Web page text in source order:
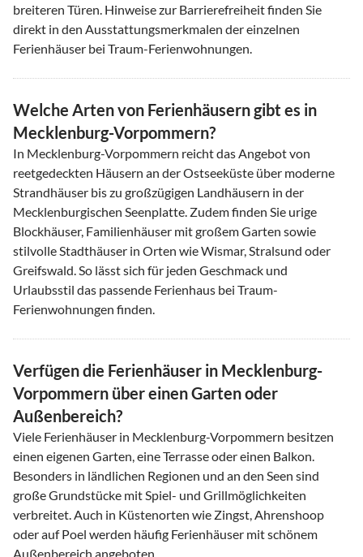
breiteren Türen. Hinweise zur Barrierefreiheit finden Sie
direkt in den Ausstattungsmerkmalen der einzelnen
Ferienhäuser bei Traum-Ferienwohnungen.
Welche Arten von Ferienhäusern gibt es in
Mecklenburg-Vorpommern?
In Mecklenburg-Vorpommern reicht das Angebot von
reetgedeckten Häusern an der Ostseeküste über moderne
Strandhäuser bis zu großzügigen Landhäusern in der
Mecklenburgischen Seenplatte. Zudem finden Sie urige
Blockhäuser, Familienhäuser mit großem Garten sowie
stilvolle Stadthäuser in Orten wie Wismar, Stralsund oder
Greifswald. So lässt sich für jeden Geschmack und
Urlaubsstil das passende Ferienhaus bei Traum-
Ferienwohnungen finden.
Verfügen die Ferienhäuser in Mecklenburg-
Vorpommern über einen Garten oder
Außenbereich?
Viele Ferienhäuser in Mecklenburg-Vorpommern besitzen
einen eigenen Garten, eine Terrasse oder einen Balkon.
Besonders in ländlichen Regionen und an den Seen sind
große Grundstücke mit Spiel- und Grillmöglichkeiten
verbreitet. Auch in Küstenorten wie Zingst, Ahrenshoop
oder auf Poel werden häufig Ferienhäuser mit schönem
Außenbereich angeboten.